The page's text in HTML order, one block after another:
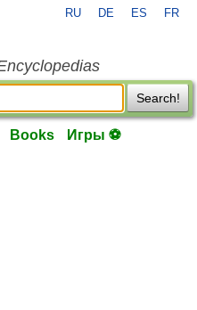
RU DE ES FR
Search!
Books Игры ⚽